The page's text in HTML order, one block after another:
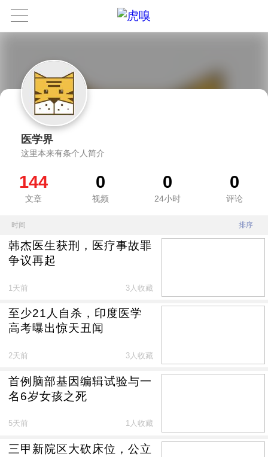
医学界
这里本来有条个人简介
144
文章
0
视频
0
24小时
0
评论
时间 排序
韩杰医生获刑，医疗事故罪
争议再起
1天前 3人收藏
至少21人自杀，印度医学
高考曝出惊天丑闻
2天前 3人收藏
首例脑部基因编辑试验与一
名6岁女孩之死
5天前 1人收藏
三甲新院区大砍床位，公立